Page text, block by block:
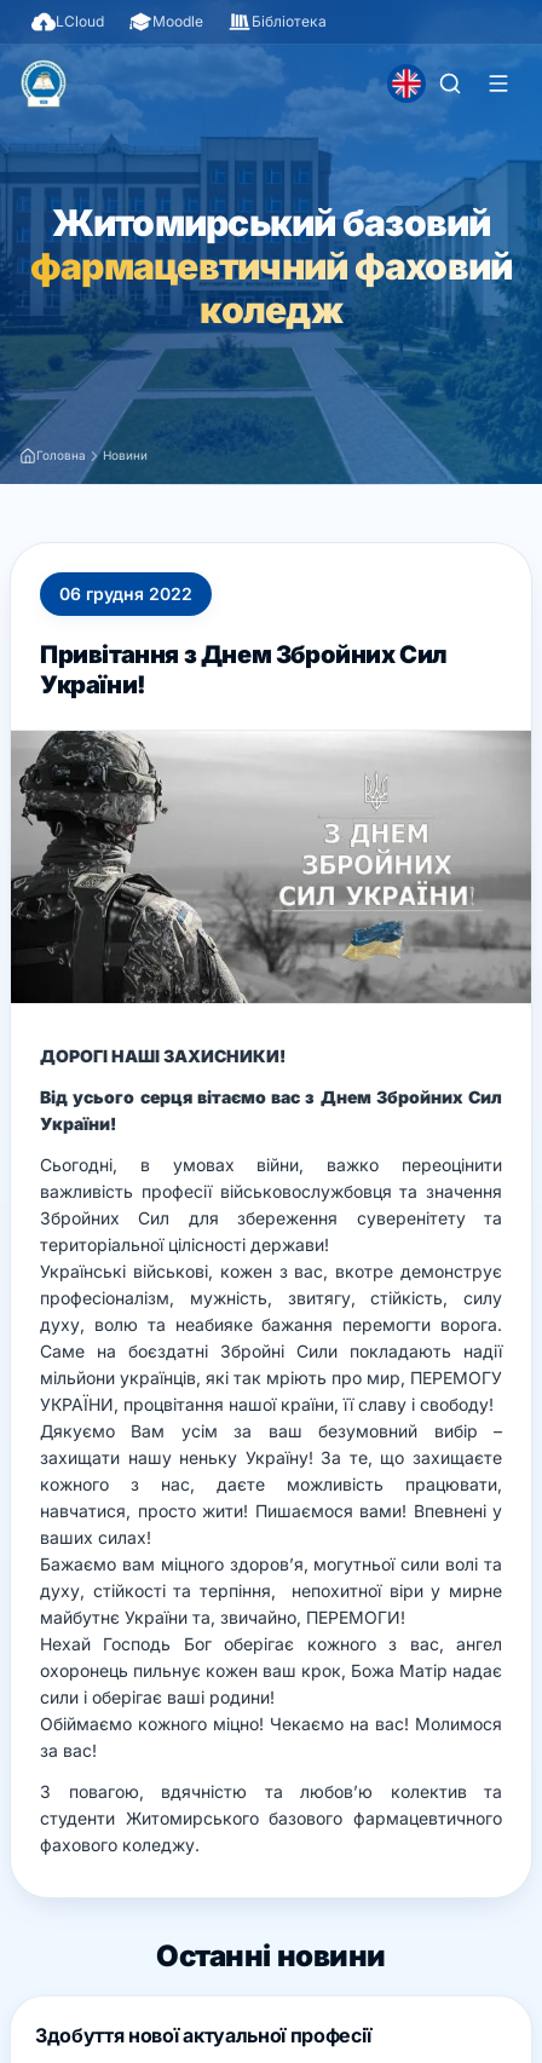
LCloud Moodle Бібліотека
Житомирський базовий
фармацевтичний фаховий
коледж
Головна Новини
06 грудня 2022
Привітання з Днем Збройних Сил
України!
ДОРОГІ НАШІ ЗАХИСНИКИ!
Від усього серця вітаємо вас з Днем Збройних Сил
України!
Сьогодні, в умовах війни, важко переоцінити
важливість професії військовослужбовця та значення
Збройних Сил для збереження суверенітету та
територіальної цілісності держави!
Українські військові, кожен з вас, вкотре демонструє
професіоналізм, мужність, звитягу, стійкість, силу
духу, волю та неабияке бажання перемогти ворога.
Саме на боєздатні Збройні Сили покладають надії
мільйони українців, які так мріють про мир, ПЕРЕМОГУ
УКРАЇНИ, процвітання нашої країни, її славу і свободу!
Дякуємо Вам усім за ваш безумовний вибір –
захищати нашу неньку Україну! За те, що захищаєте
кожного з нас, даєте можливість працювати,
навчатися, просто жити! Пишаємося вами! Впевнені у
ваших силах!
Бажаємо вам міцного здоров’я, могутньої сили волі та
духу, стійкості та терпіння, непохитної віри у мирне
майбутнє України та, звичайно, ПЕРЕМОГИ!
Нехай Господь Бог оберігає кожного з вас, ангел
охоронець пильнує кожен ваш крок, Божа Матір надає
сили і оберігає ваші родини!
Обіймаємо кожного міцно! Чекаємо на вас! Молимося
за вас!
З повагою, вдячністю та любов’ю колектив та
студенти Житомирського базового фармацевтичного
фахового коледжу.
Останні новини
Здобуття нової актуальної професії